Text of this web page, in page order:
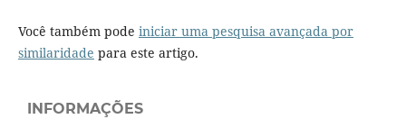
Você também pode iniciar uma pesquisa avançada por
similaridade para este artigo.
INFORMAÇÕES